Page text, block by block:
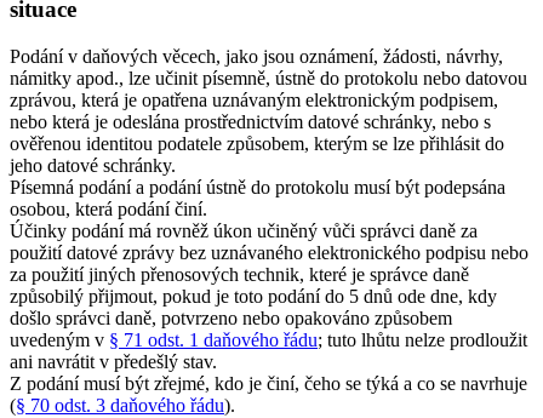
situace
Podání v daňových věcech, jako jsou oznámení, žádosti, návrhy,
námitky apod., lze učinit písemně, ústně do protokolu nebo datovou
zprávou, která je opatřena uznávaným elektronickým podpisem,
nebo která je odeslána prostřednictvím datové schránky, nebo s
ověřenou identitou podatele způsobem, kterým se lze přihlásit do
jeho datové schránky.
Písemná podání a podání ústně do protokolu musí být podepsána
osobou, která podání činí.
Účinky podání má rovněž úkon učiněný vůči správci daně za
použití datové zprávy bez uznávaného elektronického podpisu nebo
za použití jiných přenosových technik, které je správce daně
způsobilý přijmout, pokud je toto podání do 5 dnů ode dne, kdy
došlo správci daně, potvrzeno nebo opakováno způsobem
uvedeným v § 71 odst. 1 daňového řádu; tuto lhůtu nelze prodloužit
ani navrátit v předešlý stav.
Z podání musí být zřejmé, kdo je činí, čeho se týká a co se navrhuje
(§ 70 odst. 3 daňového řádu).